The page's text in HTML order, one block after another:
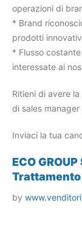
operazioni di
* Brand
prodotti
* Flusso
interessate ai
Ritieni di avere
di sales manager
Inviaci la tua
ECO
by